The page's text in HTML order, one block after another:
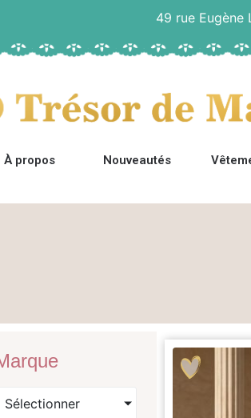
49 rue Eugène
À propos Nouveautés
Sélectionner